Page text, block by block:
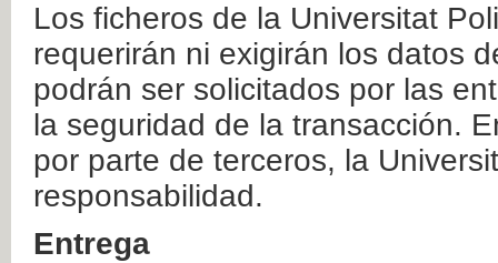
Los ficheros de la Universitat
requerirán ni exigirán los datos
podrán ser solicitados por las
la seguridad de la transacción.
por parte de terceros, la
responsabilidad.
Entrega